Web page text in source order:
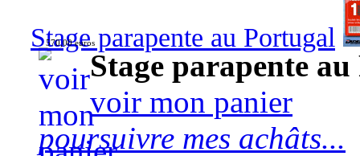
Stage parapente au Portugal
570,00 euros
Stage parapente
voir mon panier
poursuivre mes achâts...